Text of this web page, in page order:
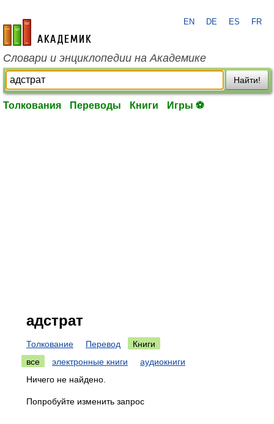
academic.ru
EN DE ES FR
Словари и энциклопедии на Академике
Найти!
Толкования Переводы Книги Игры ⚽
адстрат
Толкование Перевод
Книги
все
электронные книги
аудиокниги
Ничего не найдено.
Попробуйте изменить запрос